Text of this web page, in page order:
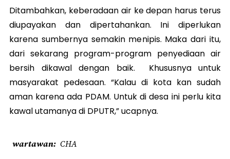
Ditambahkan, keberadaan air ke depan harus terus
diupayakan dan dipertahankan. Ini diperlukan
karena sumbernya semakin menipis. Maka dari itu,
dari sekarang program-program penyediaan air
bersih dikawal dengan baik. Khususnya untuk
masyarakat pedesaan. “Kalau di kota kan sudah
aman karena ada PDAM. Untuk di desa ini perlu kita
kawal utamanya di DPUTR,” ucapnya.
wartawan CHA